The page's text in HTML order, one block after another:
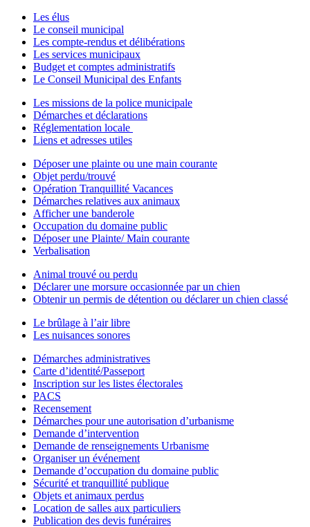
Les élus
Le conseil municipal
Les compte-rendus et délibérations
Les services municipaux
Budget et comptes administratifs
Le Conseil Municipal des Enfants
Les missions de la police municipale
Démarches et déclarations
Réglementation locale
Liens et adresses utiles
Déposer une plainte ou une main courante
Objet perdu/trouvé
Opération Tranquillité Vacances
Démarches relatives aux animaux
Afficher une banderole
Occupation du domaine public
Déposer une Plainte/ Main courante
Verbalisation
Animal trouvé ou perdu
Déclarer une morsure occasionnée par un chien
Obtenir un permis de détention ou déclarer un chien classé
Le brûlage à l’air libre
Les nuisances sonores
Démarches administratives
Carte d’identité/Passeport
Inscription sur les listes électorales
PACS
Recensement
Démarches pour une autorisation d’urbanisme
Demande d’intervention
Demande de renseignements Urbanisme
Organiser un événement
Demande d’occupation du domaine public
Sécurité et tranquillité publique
Objets et animaux perdus
Location de salles aux particuliers
Publication des devis funéraires